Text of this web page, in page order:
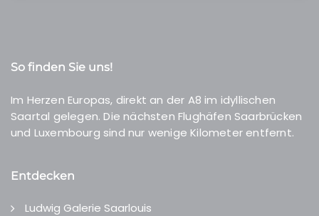
So finden Sie uns!
Im Herzen Europas, direkt an der A8 im idyllischen
Saartal gelegen. Die nächsten Flughäfen Saarbrücken
und Luxembourg sind nur wenige Kilometer entfernt.
Entdecken
Ludwig Galerie Saarlouis